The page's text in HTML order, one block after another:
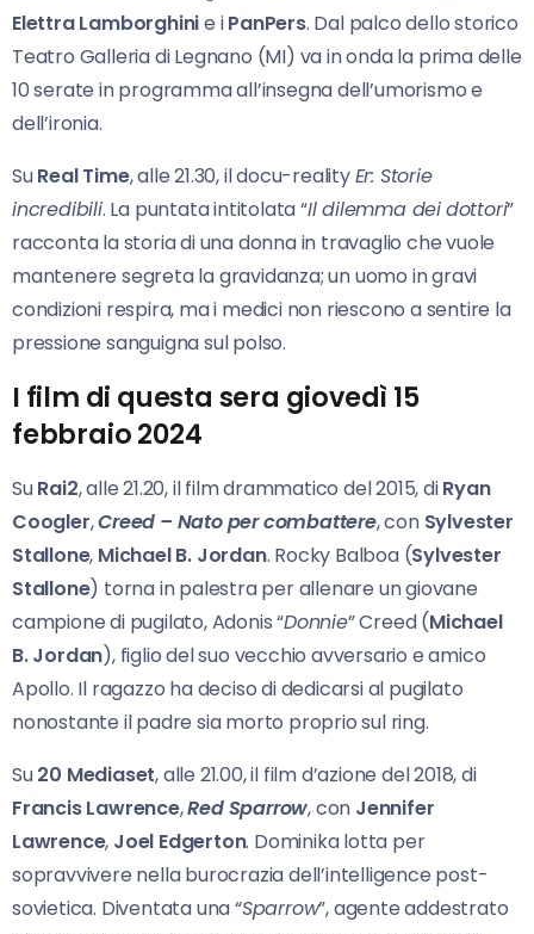
Elettra Lamborghinie iPanPers. Dal palco dello storico
Teatro Galleria di Legnano (MI) va in onda la prima delle
10 serate in programma all’insegna dell’umorismo e
dell’ironia.
SuReal Time, alle 21.30, il docu-realityEr: Storie
incredibili. La puntata intitolata “Il dilemma deidottori”
racconta la storia di una donna in travaglio che vuole
mantenere segreta la gravidanza; un uomo in gravi
condizioni respira, ma i medici non riescono a sentire la
pressione sanguigna sul polso.
I film di questa sera giovedì 15
febbraio 2024
SuRai2, alle 21.20, il film drammatico del 2015, diRyan
Coogler,Creed – Nato per combattere, con Sylvester
Stallone, Michael B. Jordan. Rocky Balboa (Sylvester
Stallone) torna in palestra per allenare un giovane
campione di pugilato, Adonis “Donnie” Creed (Michael
B. Jordan), figlio del suo vecchio avversario e amico
Apollo. Il ragazzo ha deciso di dedicarsi al pugilato
nonostante il padre sia morto proprio sul ring.
Su20 Mediaset, alle 21.00, il film d’azione del 2018, di
Francis Lawrence,Red Sparrow, con Jennifer
Lawrence, Joel Edgerton. Dominika lotta per
sopravvivere nella burocrazia dell’intelligence post-
sovietica. Diventata una “Sparrow”, agente addestrato